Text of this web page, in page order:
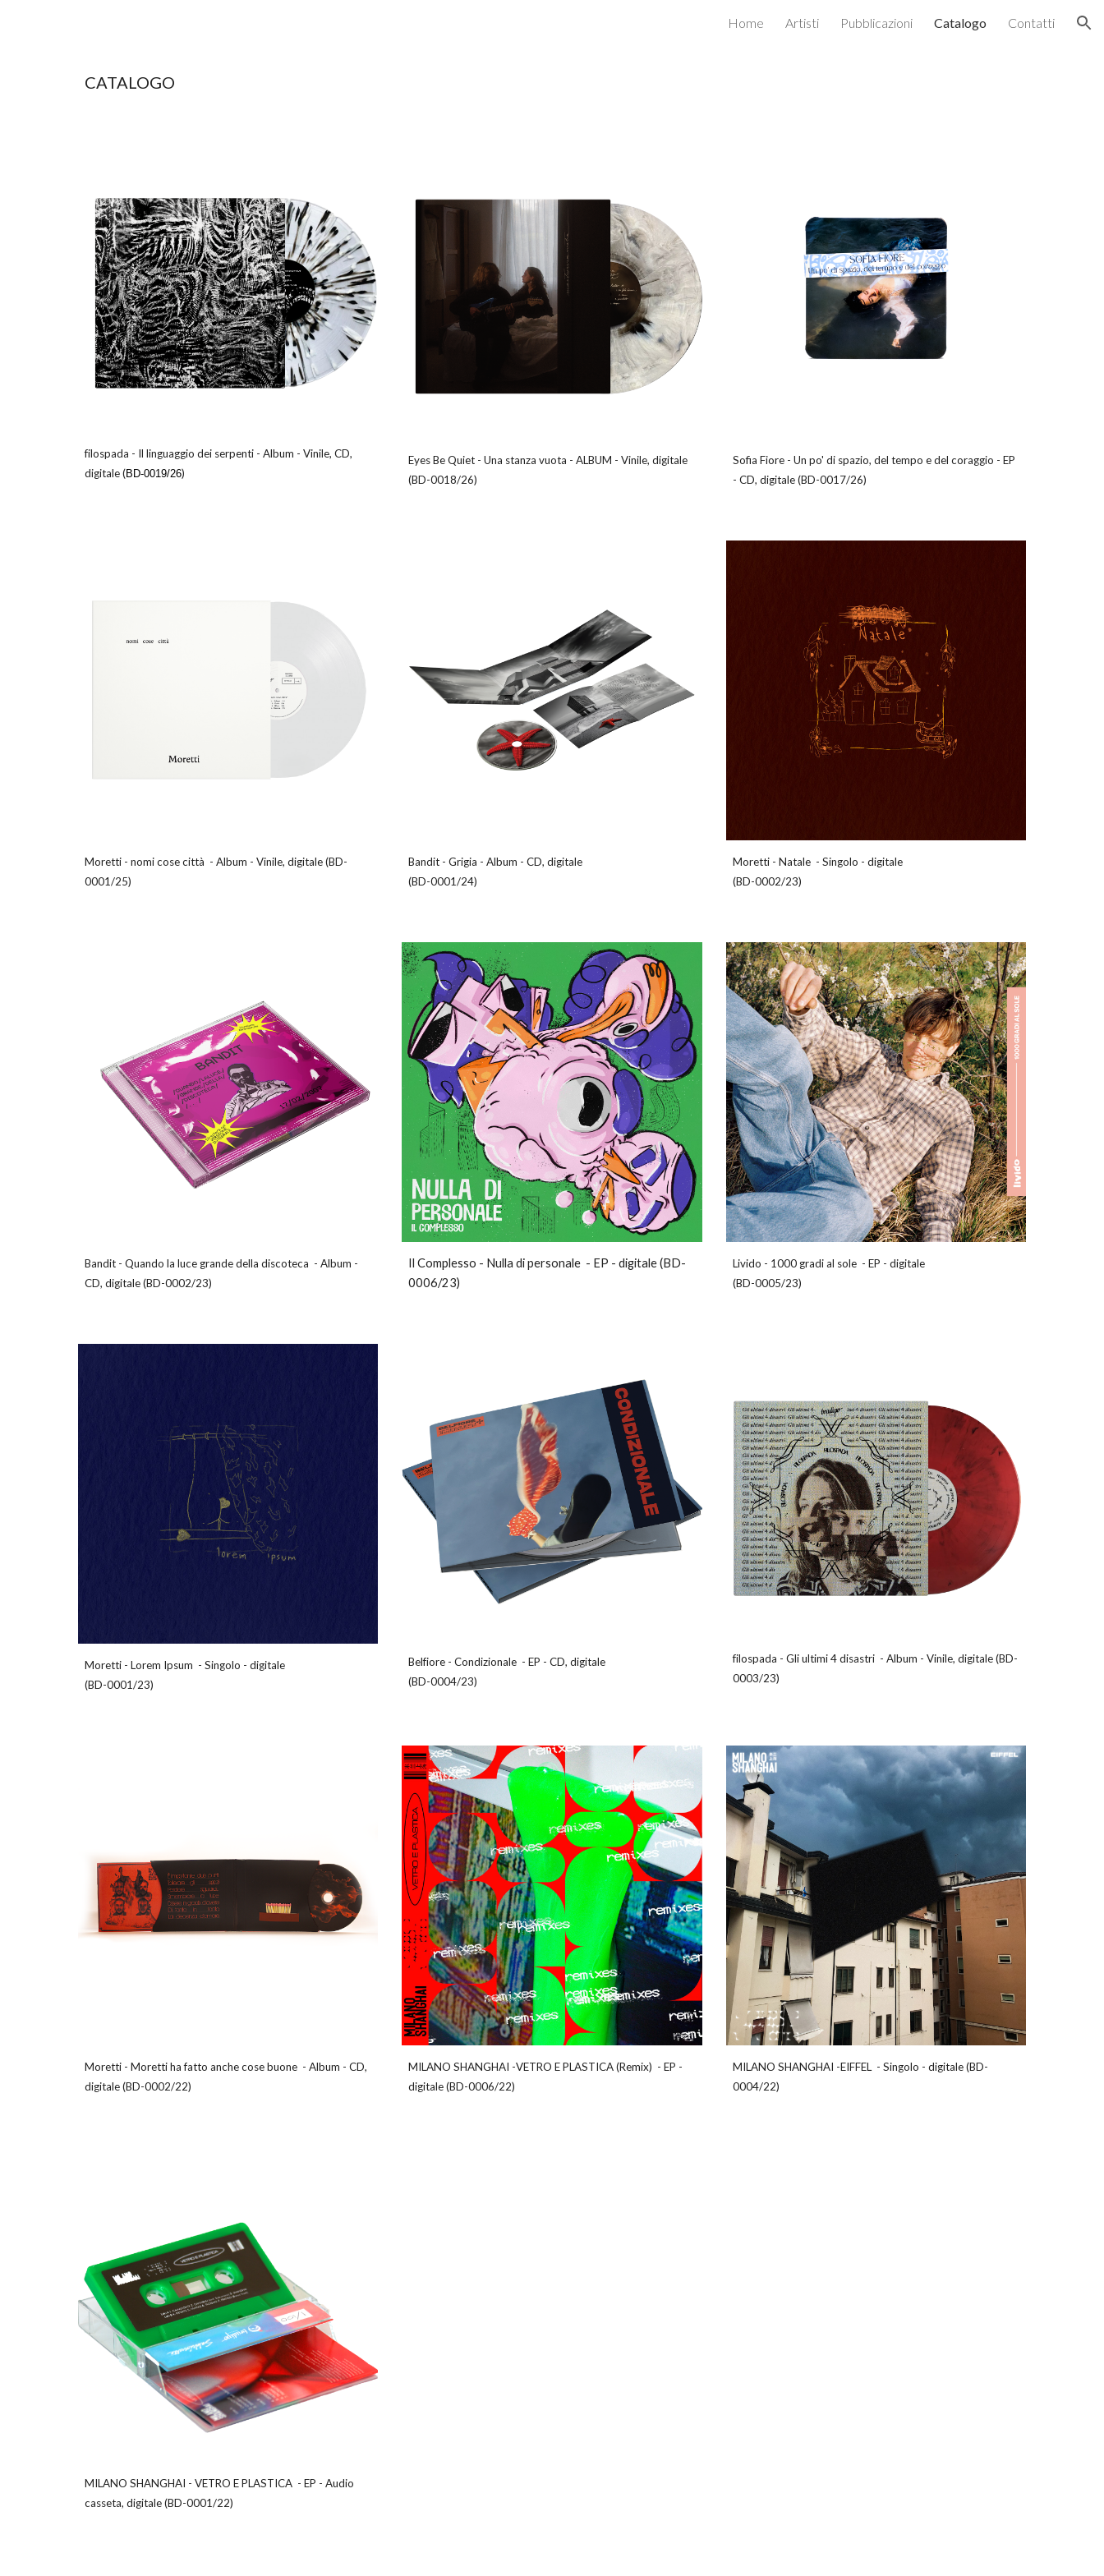
Skip to navigationHome Artisti Pubblicazioni Catalogo Contatti
CATALOGO
filospada - Il linguaggio dei serpenti- Album - Vinile, CD,
digitale (BD-0019/26)
Eyes Be Quiet - Una stanza vuota - ALBUM - Vinile, digitale
(BD-0018/26)
Sofia Fiore - Un po' di spazio, del tempo e del coraggio - EP
- CD, digitale (BD-0017/26)
Moretti- nomi cose città - Album - Vinile, digitale(BD-
0001/25)
Bandit -Grigia - Album - CD, digitale
(BD-0001/24)
Moretti -Natale -Singolo -digitale
(BD-0002/23)
Bandit - Quando la luce grande della discoteca - Album -
CD, digitale(BD-0002/23)
Il Complesso - Nulla di personale - EP -digitale(BD-
0006/23)
Livido - 1000 gradi al sole -EP - digitale
(BD-0005/23)
Moretti- Lorem Ipsum - Singolo - digitale
(BD-0001/23)
Belfiore -Condizionale -EP -CD, digitale
(BD-0004/23)
filospada -Gli ultimi 4 disastri -Album -Vinile, digitale(BD-
0003/23)
Moretti - Moretti ha fatto anche cose buone- Album - CD,
digitale(BD-0002/22)
MILANO SHANGHAI -VETRO E PLASTICA (Remix) -EP -
digitale(BD-0006/22)
MILANO SHANGHAI -EIFFEL -Singolo -digitale (BD-
0004/22)
MILANO SHANGHAI - VETRO E PLASTICA- EP - Audio
casseta, digitale(BD-0001/22)